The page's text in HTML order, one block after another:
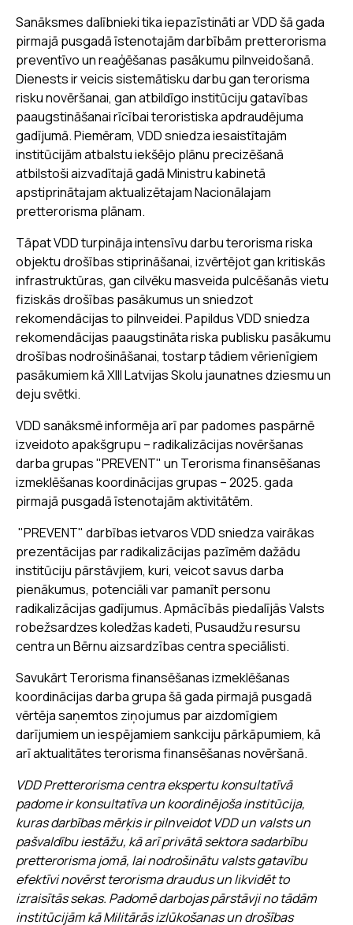
Sanāksmes dalībnieki tika iepazīstināti ar VDD šā gada
pirmajā pusgadā īstenotajām darbībām pretterorisma
preventīvo un reaģēšanas pasākumu pilnveidošanā.
Dienests ir veicis sistemātisku darbu gan terorisma
risku novēršanai, gan atbildīgo institūciju gatavības
paaugstināšanai rīcībai teroristiska apdraudējuma
gadījumā. Piemēram, VDD sniedza iesaistītajām
institūcijām atbalstu iekšējo plānu precizēšanā
atbilstoši aizvadītajā gadā Ministru kabinetā
apstiprinātajam aktualizētajam Nacionālajam
pretterorisma plānam.
Tāpat VDD turpināja intensīvu darbu terorisma riska
objektu drošības stiprināšanai, izvērtējot gan kritiskās
infrastruktūras, gan cilvēku masveida pulcēšanās vietu
fiziskās drošības pasākumus un sniedzot
rekomendācijas to pilnveidei. Papildus VDD sniedza
rekomendācijas paaugstināta riska publisku pasākumu
drošības nodrošināšanai, tostarp tādiem vērienīgiem
pasākumiem kā XIII Latvijas Skolu jaunatnes dziesmu un
deju svētki.
VDD sanāksmē informēja arī par padomes paspārnē
izveidoto apakšgrupu – radikalizācijas novēršanas
darba grupas "PREVENT" un Terorisma finansēšanas
izmeklēšanas koordinācijas grupas – 2025. gada
pirmajā pusgadā īstenotajām aktivitātēm.
"PREVENT" darbības ietvaros VDD sniedza vairākas
prezentācijas par radikalizācijas pazīmēm dažādu
institūciju pārstāvjiem, kuri, veicot savus darba
pienākumus, potenciāli var pamanīt personu
radikalizācijas gadījumus. Apmācībās piedalījās Valsts
robežsardzes koledžas kadeti, Pusaudžu resursu
centra un Bērnu aizsardzības centra speciālisti.
Savukārt Terorisma finansēšanas izmeklēšanas
koordinācijas darba grupa šā gada pirmajā pusgadā
vērtēja saņemtos ziņojumus par aizdomīgiem
darījumiem un iespējamiem sankciju pārkāpumiem, kā
arī aktualitātes terorisma finansēšanas novēršanā.
VDD Pretterorisma centra ekspertu konsultatīvā
padome ir konsultatīva un koordinējoša institūcija,
kuras darbības mērķis ir pilnveidot VDD un valsts un
pašvaldību iestāžu, kā arī privātā sektora sadarbību
pretterorisma jomā, lai nodrošinātu valsts gatavību
efektīvi novērst terorisma draudus un likvidēt to
izraisītās sekas. Padomē darbojas pārstāvji no tādām
institūcijām kā Militārās izlūkošanas un drošības